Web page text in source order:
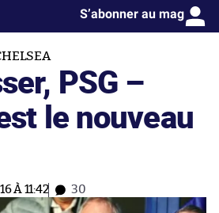
S’abonner au mag
PSG –
le nouveau
À 11:42 30